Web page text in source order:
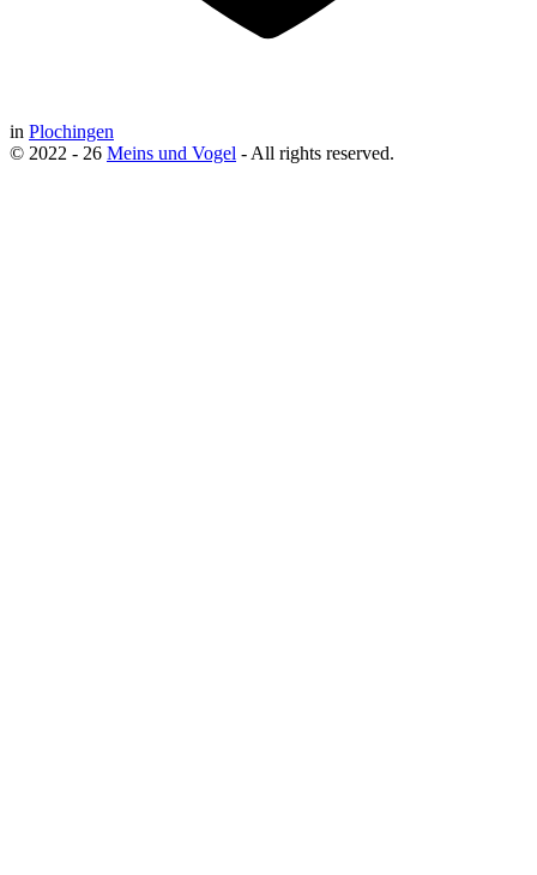
in Plochingen
© 2022 - 26 Meins und Vogel - All rights reserved.